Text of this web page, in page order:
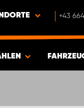
+43